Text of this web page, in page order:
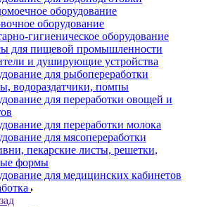
оборудование
оборудование
гигиеническое оборудование
для пищевой промышленности
и душирующие устройства
для рыбопереработки
водораздатчики, помпы
для переработки овощей и
для переработки молока
для мясопереработки
пекарские листы, решетки,
формы
для медицинских кабинетов